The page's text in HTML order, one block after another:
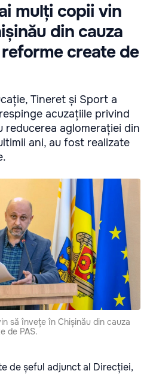
mulți copii vin
din cauza
create de
Tineret și Sport a
acuzațiile privind
reducerea aglomerației din
ani, au fost realizate
să învețe în Chișinău din cauza
de PAS.
de șeful adjunct al Direcției,